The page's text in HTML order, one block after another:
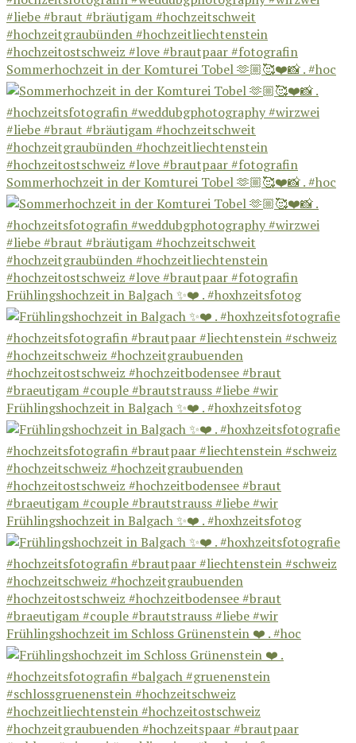
Sommerhochzeit in der Komturei Tobel 🫶🏼🥰❤️📸 . #hoc
Sommerhochzeit in der Komturei Tobel 🫶🏼🥰❤️📸 . #hoc
Frühlingshochzeit in Balgach ✨❤️ . #hoxhzeitsfotog
Frühlingshochzeit in Balgach ✨❤️ . #hoxhzeitsfotog
Frühlingshochzeit in Balgach ✨❤️ . #hoxhzeitsfotog
Frühlingshochzeit im Schloss Grünenstein ❤️ . #hoc